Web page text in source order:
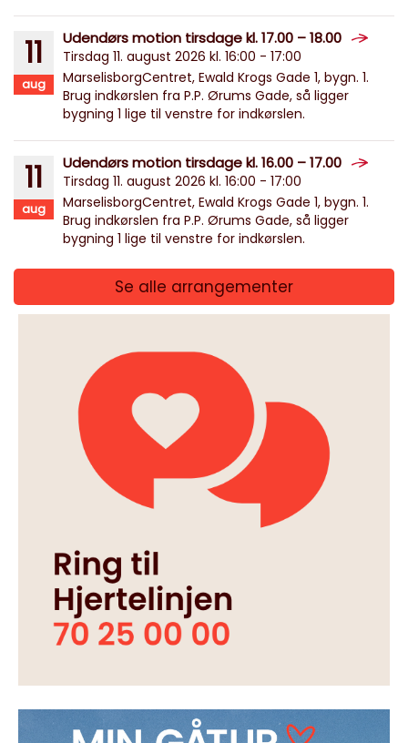
11
aug
Udendørs motion tirsdage kl. 17.00 – 18.00
Tirsdag 11. august 2026 kl. 16:00 - 17:00
MarselisborgCentret, Ewald Krogs Gade 1, bygn. 1.
Brug indkørslen fra P.P. Ørums Gade, så ligger
bygning 1 lige til venstre for indkørslen.
11
aug
Udendørs motion tirsdage kl. 16.00 – 17.00
Tirsdag 11. august 2026 kl. 16:00 - 17:00
MarselisborgCentret, Ewald Krogs Gade 1, bygn. 1.
Brug indkørslen fra P.P. Ørums Gade, så ligger
bygning 1 lige til venstre for indkørslen.
Se alle arrangementer